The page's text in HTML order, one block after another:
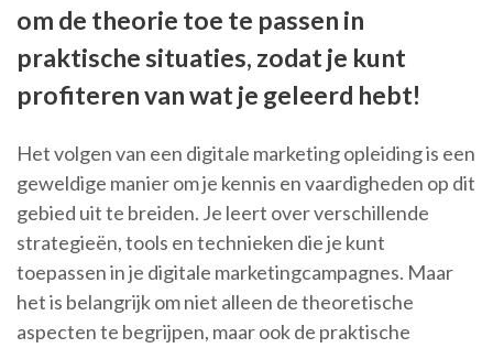
om de theorie toe te passen in
praktische situaties, zodat je kunt
profiteren van wat je geleerd hebt!
Het volgen van een digitale marketing opleiding is een
geweldige manier om je kennis en vaardigheden op dit
gebied uit te breiden. Je leert over verschillende
strategieën, tools en technieken die je kunt
toepassen in je digitale marketingcampagnes. Maar
het is belangrijk om niet alleen de theoretische
aspecten te begrijpen, maar ook de praktische